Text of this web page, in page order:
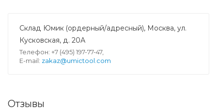
Склад Юмик (ордерный/адресный), Москва, ул.
Кусковская, д. 20А
Телефон: +7 (495) 197-77-47,
E-mail: zakaz@umictool.com
Отзывы